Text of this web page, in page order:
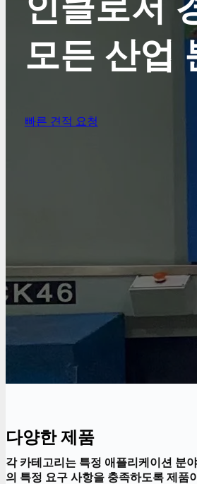
모든 산업
빠른 견적 요청
다양한 제품
각 카테고리는 특정 애플리케이션 분
의 특정 요구 사항을 충족하도록 제품